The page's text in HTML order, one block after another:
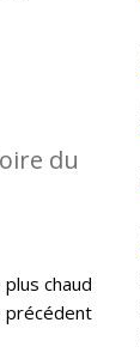
du
chaud
précédent